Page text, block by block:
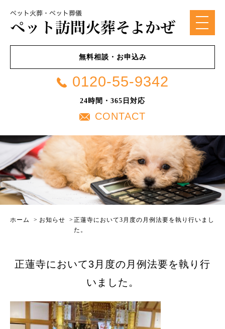
無料相談・お申込み
0120-55-9342
24時間・365日対応
CONTACT
ホーム > お知らせ > 正蓮寺において3月度の月例法要を執り行いまし
た。
正蓮寺において3月度の月例法要を執り行
いました。